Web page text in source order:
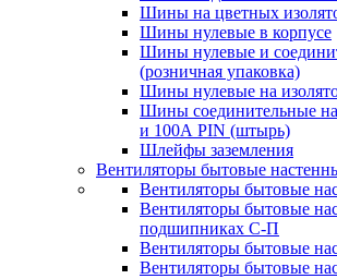
Шины на цветных
Шины нулевые в корпусе
Шины нулевые и
(розничная упаковка)
Шины нулевые на
Шины соединительные
и 100А PIN (штырь)
Шлейфы заземления
Вентиляторы бытовые
Вентиляторы бытовые
Вентиляторы бытовые
подшипниках С-П
Вентиляторы бытовые
Вентиляторы бытовые